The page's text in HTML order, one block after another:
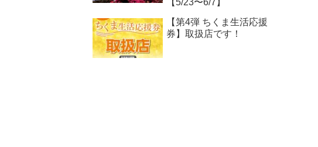
【5/23〜6/7】
【第4弾 ちくま生活応援
券】取扱店です！